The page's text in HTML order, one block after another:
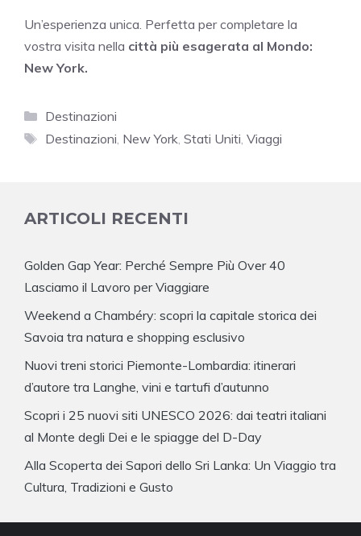
Un’esperienza unica. Perfetta per completare la
vostra visita nella città più esagerata al Mondo:
New York.
Categorie
Destinazioni
Tag
Destinazioni New York Stati Uniti Viaggi
ARTICOLI RECENTI
Golden Gap Year: Perché Sempre Più Over 40
Lasciamo il Lavoro per Viaggiare
Weekend a Chambéry: scopri la capitale storica dei
Savoia tra natura e shopping esclusivo
Nuovi treni storici Piemonte-Lombardia: itinerari
d’autore tra Langhe, vini e tartufi d’autunno
Scopri i 25 nuovi siti UNESCO 2026: dai teatri italiani
al Monte degli Dei e le spiagge del D-Day
Alla Scoperta dei Sapori dello Sri Lanka: Un Viaggio tra
Cultura, Tradizioni e Gusto